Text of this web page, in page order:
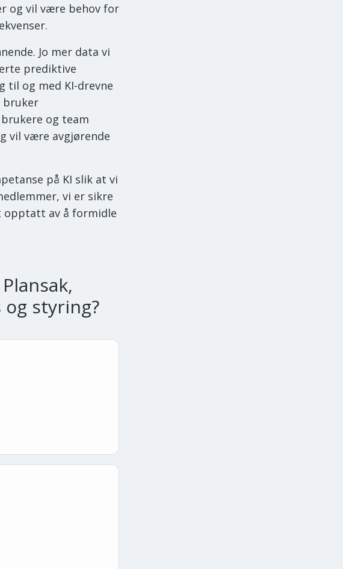
og vil være behov for
Jo mer data vi
prediktive
til og med KI-drevne
bruker
og team
vil være avgjørende
på KI slik at vi
vi er sikre
opptatt av å formidle
og styring?